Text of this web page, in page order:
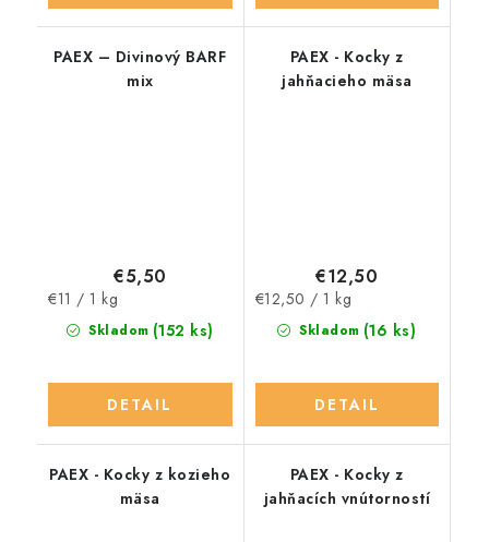
PAEX – Divinový BARF
mix
Skladom (152 ks)
€5,50
Jednotková
cena:
€11 / 1 kg
DETAIL
PAEX - Kocky z
jahňacieho mäsa
Skladom (16 ks)
€12,50
Jednotková
cena:
€12,50 / 1 kg
DETAIL
PAEX - Kocky z kozieho
mäsa
PAEX - Kocky z
jahňacích vnútorností